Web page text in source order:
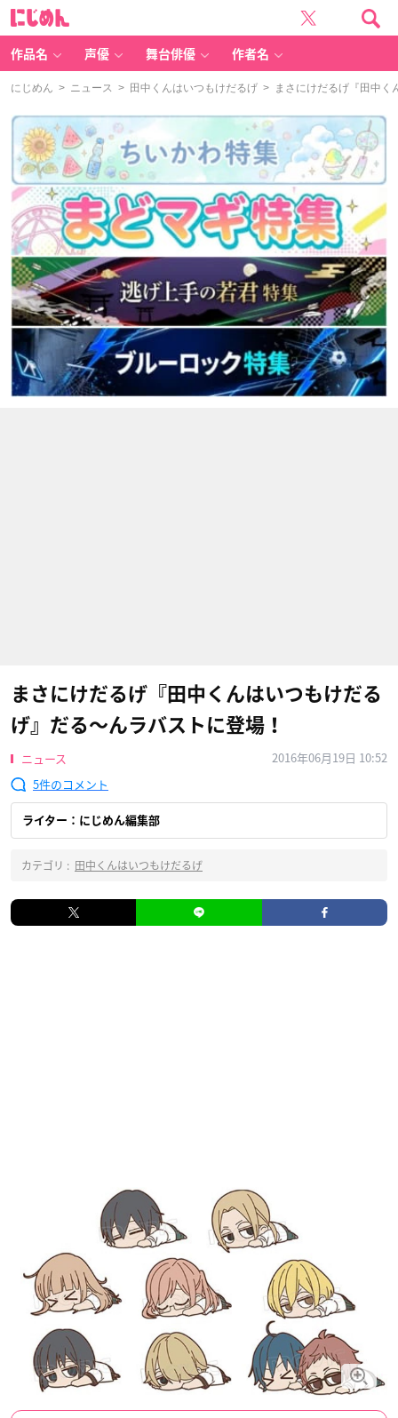
作品名 声優 舞台俳優 作者名
にじめん > ニュース > 田中くんはいつもけだるげ > まさにけだるげ『田中く
まさにけだるげ『田中くんはいつもけだる
げ』だる〜んラバストに登場！
ニュース
2016年06月19日 10:52
5
ライター：にじめん編集部
カテゴリ : 田中くんはいつもけだるげ